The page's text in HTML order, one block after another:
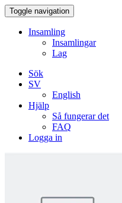
Toggle navigation
Insamling
Insamlingar
Lag
Sök
SV
English
Hjälp
Så fungerar det
FAQ
Logga in